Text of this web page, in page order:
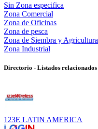
Sin Zona especifica
Zona Comercial
Zona de Oficinas
Zona de pesca
Zona de Siembra y Agricultura
Zona Industrial
Directorio - Listados relacionados
123E LATIN AMERICA